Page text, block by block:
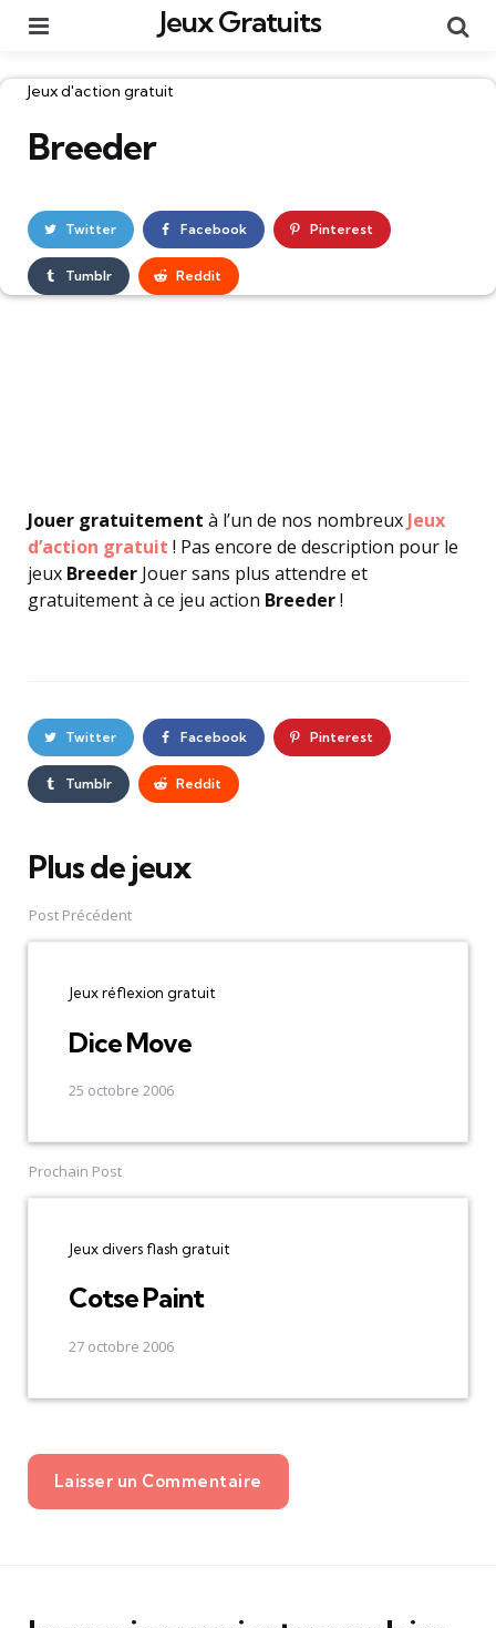
Jeux Gratuits
Catégories
Jeux d'action gratuit
Breeder
Twitter Facebook Pinterest
Tumblr Reddit
Jouer gratuitement à l’un de nos nombreux Jeux
d’action gratuit ! Pas encore de description pour le
jeux Breeder Jouer sans plus attendre et
gratuitement à ce jeu action Breeder!
Twitter Facebook Pinterest
Tumblr Reddit
Plus de jeux
Post
navigation
Post Précédent
Jeux réflexion gratuit
Dice Move
25 octobre 2006
Prochain Post
Jeux divers flash gratuit
Cotse Paint
27 octobre 2006
Laisser un Commentaire